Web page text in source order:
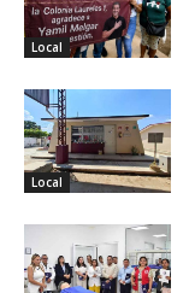
Local
Local